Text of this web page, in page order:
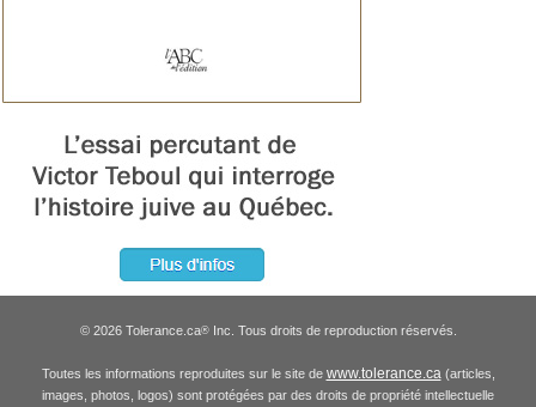
© 2026 Tolerance.ca®Inc. Tous droits de reproduction réservés.
Toutes les informations reproduites sur le site de www.tolerance.ca(articles,
images, photos, logos) sont protégées par des droits de propriété intellectuelle